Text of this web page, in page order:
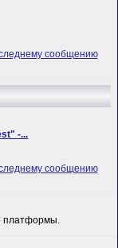
-...
платформы.